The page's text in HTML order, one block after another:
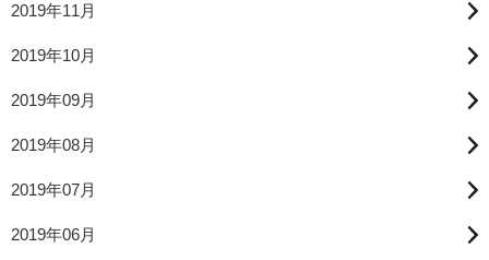
2019年11月
2019年10月
2019年09月
2019年08月
2019年07月
2019年06月